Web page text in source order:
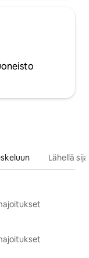
Lähellä